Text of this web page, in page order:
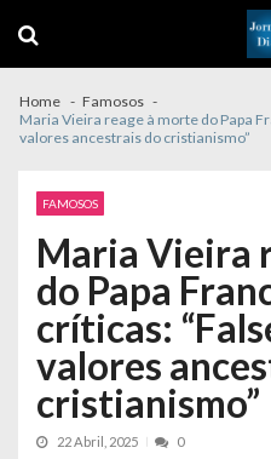
navigation
content
Home
Famosos
Maria Vieira reage à morte do Papa
valores ancestrais do cristianismo”
FAMOSOS
Maria Vieira
do Papa
críticas:
valores
cristianismo”
22 Abril, 2025 0